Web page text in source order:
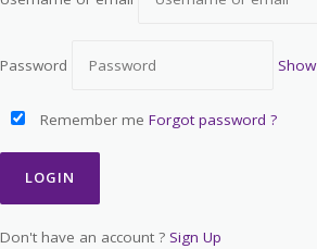
Password Show
Remember me Forgot password ?
Don't have an account ? Sign Up